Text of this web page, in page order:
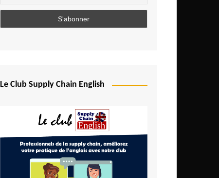
Le Club Supply Chain English